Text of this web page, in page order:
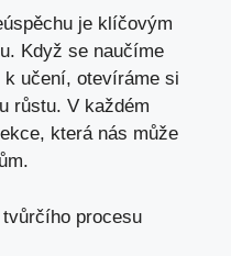
je klíčovým
Když se naučíme
učení, otevíráme si
růstu. V každém
která nás může
procesu